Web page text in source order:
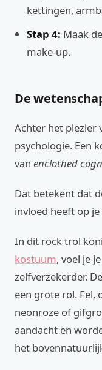
kettingen,
Stap 4: Maak
make-up.
De
Achter het plezier
psychologie. Een
van enclothed
Dat betekent dat
invloed heeft op
In dit rock trol
kostuum, voel je
zelfverzekerder.
een grote rol. Fel,
neonroze of
aandacht en
het